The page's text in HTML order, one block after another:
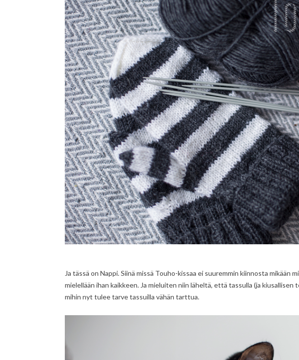
Ja tässä on Nappi. Siinä missä Touho-kissaa ei suuremmin kiinnosta mikään
mielellään ihan kaikkeen. Ja mieluiten niin läheltä, että tassulla (ja kiusallisen
mihin nyt tulee tarve tassuilla vähän tarttua.